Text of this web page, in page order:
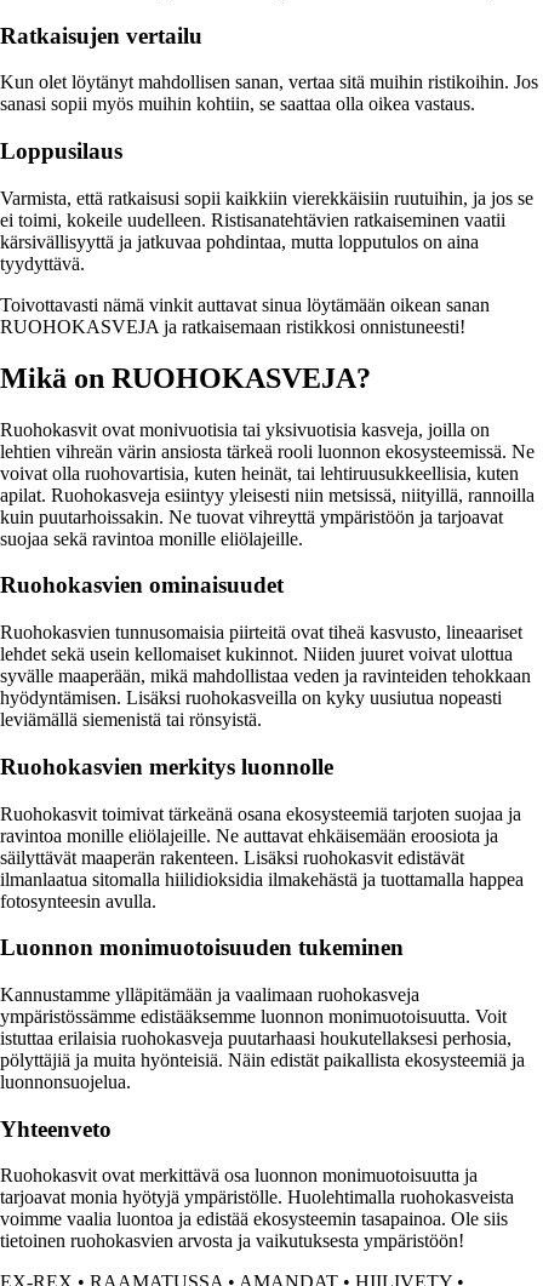
Ratkaisujen vertailu
Kun olet löytänyt mahdollisen sanan, vertaa sitä muihin ristikoihin. Jos
sanasi sopii myös muihin kohtiin, se saattaa olla oikea vastaus.
Loppusilaus
Varmista, että ratkaisusi sopii kaikkiin vierekkäisiin ruutuihin, ja jos se
ei toimi, kokeile uudelleen. Ristisanatehtävien ratkaiseminen vaatii
kärsivällisyyttä ja jatkuvaa pohdintaa, mutta lopputulos on aina
tyydyttävä.
Toivottavasti nämä vinkit auttavat sinua löytämään oikean sanan
RUOHOKASVEJA ja ratkaisemaan ristikkosi onnistuneesti!
Mikä on RUOHOKASVEJA?
Ruohokasvit ovat monivuotisia tai yksivuotisia kasveja, joilla on
lehtien vihreän värin ansiosta tärkeä rooli luonnon ekosysteemissä. Ne
voivat olla ruohovartisia, kuten heinät, tai lehtiruusukkeellisia, kuten
apilat. Ruohokasveja esiintyy yleisesti niin metsissä, niityillä, rannoilla
kuin puutarhoissakin. Ne tuovat vihreyttä ympäristöön ja tarjoavat
suojaa sekä ravintoa monille eliölajeille.
Ruohokasvien ominaisuudet
Ruohokasvien tunnusomaisia piirteitä ovat tiheä kasvusto, lineaariset
lehdet sekä usein kellomaiset kukinnot. Niiden juuret voivat ulottua
syvälle maaperään, mikä mahdollistaa veden ja ravinteiden tehokkaan
hyödyntämisen. Lisäksi ruohokasveilla on kyky uusiutua nopeasti
leviämällä siemenistä tai rönsyistä.
Ruohokasvien merkitys luonnolle
Ruohokasvit toimivat tärkeänä osana ekosysteemiä tarjoten suojaa ja
ravintoa monille eliölajeille. Ne auttavat ehkäisemään eroosiota ja
säilyttävät maaperän rakenteen. Lisäksi ruohokasvit edistävät
ilmanlaatua sitomalla hiilidioksidia ilmakehästä ja tuottamalla happea
fotosynteesin avulla.
Luonnon monimuotoisuuden tukeminen
Kannustamme ylläpitämään ja vaalimaan ruohokasveja
ympäristössämme edistääksemme luonnon monimuotoisuutta. Voit
istuttaa erilaisia ruohokasveja puutarhaasi houkutellaksesi perhosia,
pölyttäjiä ja muita hyönteisiä. Näin edistät paikallista ekosysteemiä ja
luonnonsuojelua.
Yhteenveto
Ruohokasvit ovat merkittävä osa luonnon monimuotoisuutta ja
tarjoavat monia hyötyjä ympäristölle. Huolehtimalla ruohokasveista
voimme vaalia luontoa ja edistää ekosysteemin tasapainoa. Ole siis
tietoinen ruohokasvien arvosta ja vaikutuksesta ympäristöön!